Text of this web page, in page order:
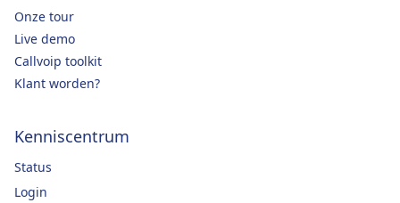
Onze tour
Live demo
Callvoip toolkit
Klant worden?
Kenniscentrum
Status
Login